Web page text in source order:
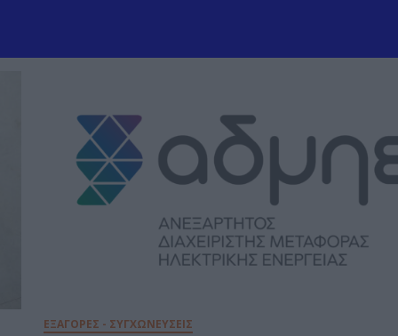
ΕΞΑΓΟΡΕΣ - ΣΥΓΧΩΝΕΥΣΕΙΣ